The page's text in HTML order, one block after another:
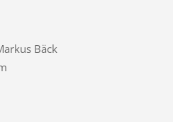
Bäck